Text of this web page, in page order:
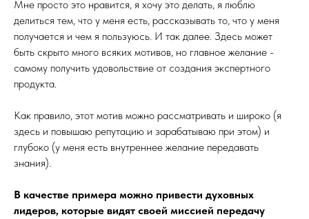
Мне просто это нравится, я хочу это делать, я люблю
делиться тем, что у меня есть, рассказывать то, что у меня
получается и чем я пользуюсь. И так далее. Здесь может
быть скрыто много всяких мотивов, но главное желание -
самому получить удовольствие от создания экспертного
продукта.
Как правило, этот мотив можно рассматривать и широко (я
здесь и повышаю репутацию и зарабатываю при этом) и
глубоко (у меня есть внутреннее желание передавать
знания).
В качестве примера можно привести духовных
лидеров, которые видят своей миссией передачу